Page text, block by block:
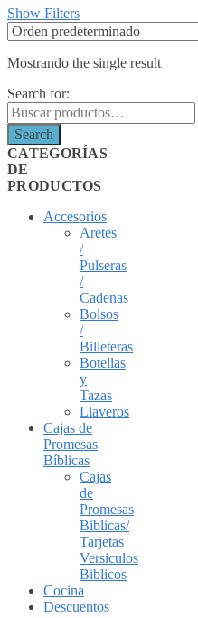
Show Filters
Mostrando the single result
Search for:
Search
CATEGORÍAS
DE
PRODUCTOS
Accesorios
Aretes
/
Pulseras
/
Cadenas
Bolsos
/
Billeteras
Botellas
y
Tazas
Llaveros
Cajas de
Promesas
Bíblicas
Cajas
de
Promesas
Biblicas/
Tarjetas
Versiculos
Biblicos
Cocina
Descuentos